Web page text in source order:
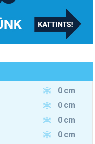
0 cm
0 cm
0 cm
0 cm